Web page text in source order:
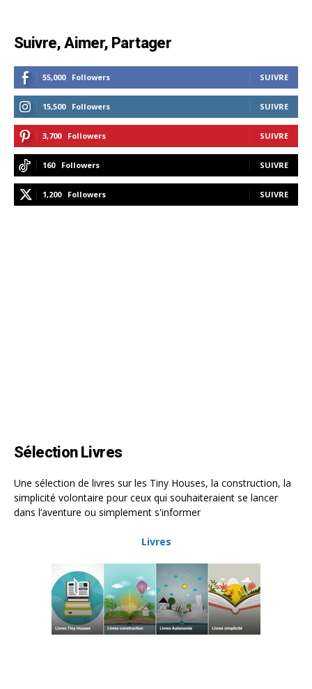
Suivre, Aimer, Partager
55,000 Followers SUIVRE
15,500 Followers SUIVRE
3,700 Followers SUIVRE
160 Followers SUIVRE
1,200 Followers SUIVRE
Sélection Livres
Une sélection de livres sur les Tiny Houses, la construction, la
simplicité volontaire pour ceux qui souhaiteraient se lancer
dans l’aventure ou simplement s'informer
Livres